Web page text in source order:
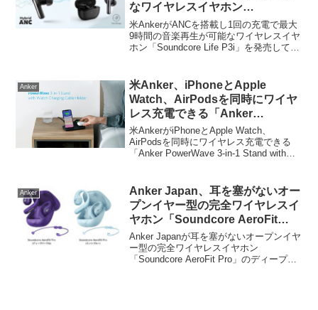
なワイヤレスイヤホン
「Soundcore Life P3i」を発売。
米AnkerがANCを搭載し1回の充電で最大
9時間の音楽再生が可能なワイヤレスイヤ
ホン「Soundcore Life P3i」を発売してい
Anker
米Anker、iPhoneとApple
Watch、AirPodsを同時にワイヤ
レス充電できる「Anker
PowerWave 3-in-1 Stand with
Watch Charging Cable Holder」
を11月より発売。
米AnkerがiPhoneとApple Watch、
AirPodsを同時にワイヤレス充電できる
「Anker PowerWave 3-in-1 Stand with
Anker
Anker Japan、耳を塞がないオー
プンイヤー型の完全ワイヤレスイ
ヤホン「Soundcore AeroFit
Pro」のディープパープルとミン
トブルーカラーを発売。
Anker Japanが耳を塞がないオープンイヤ
ー型の完全ワイヤレスイヤホン
「Soundcore AeroFit Pro」のディープパ